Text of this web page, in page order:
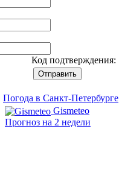
Код подтверждения:
Погода в Санкт-Петербурге
Gismeteo
Прогноз на 2 недели